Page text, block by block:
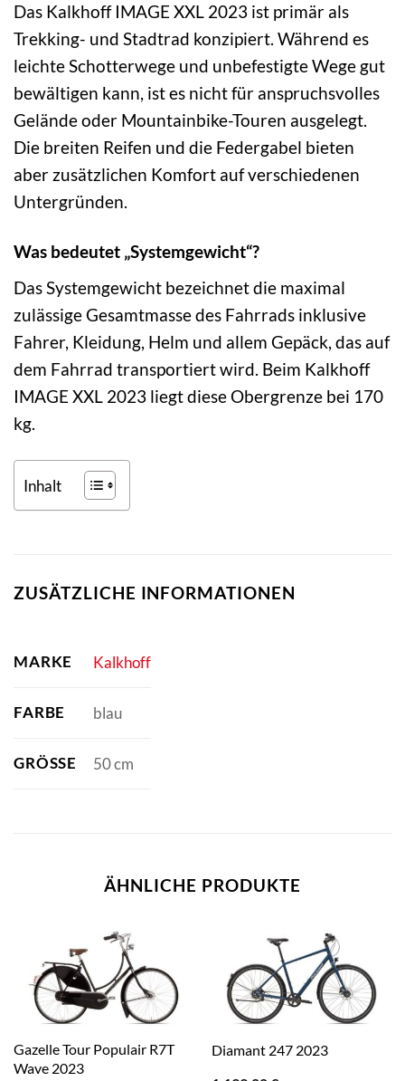
Das Kalkhoff IMAGE XXL 2023 ist primär als
Trekking- und Stadtrad konzipiert. Während es
leichte Schotterwege und unbefestigte Wege gut
bewältigen kann, ist es nicht für anspruchsvolles
Gelände oder Mountainbike-Touren ausgelegt.
Die breiten Reifen und die Federgabel bieten
aber zusätzlichen Komfort auf verschiedenen
Untergründen.
Was bedeutet „Systemgewicht“?
Das Systemgewicht bezeichnet die maximal
zulässige Gesamtmasse des Fahrrads inklusive
Fahrer, Kleidung, Helm und allem Gepäck, das auf
dem Fahrrad transportiert wird. Beim Kalkhoff
IMAGE XXL 2023 liegt diese Obergrenze bei 170
kg.
Inhalt
ZUSÄTZLICHE INFORMATIONEN
MARKE Kalkhoff
FARBE blau
GRÖSSE 50 cm
ÄHNLICHE PRODUKTE
Gazelle Tour Populair R7T
Wave 2023
Diamant 247 2023